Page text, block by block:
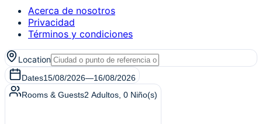
Acerca de nosotros
Privacidad
Términos y condiciones
Location
Dates15/08/2026—16/08/2026
Rooms & Guests2 Adultos 0 Niño(s)